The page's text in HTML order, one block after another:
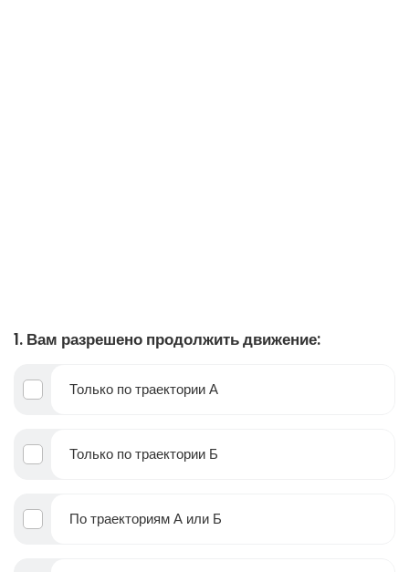
1. Вам разрешено продолжить движение:
Только по траектории А
Только по траектории Б
По траекториям А или Б